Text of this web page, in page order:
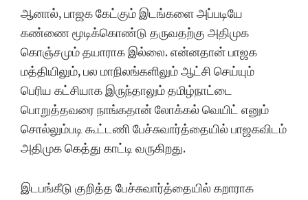
ஆனால், பாஜக கேட்கும் இடங்களை அப்படியே
கண்ணை மூடிக்கொண்டு தருவதற்கு அதிமுக
கொஞ்சமும் தயாராக இல்லை. என்னதான் பாஜக
மத்தியிலும், பல மாநிலங்களிலும் ஆட்சி செய்யும்
பெரிய கட்சியாக இருந்தாலும் தமிழ்நாட்டை
பொறுத்தவரை நாங்கதான் லோக்கல் வெயிட் எனும்
சொல்லும்படி கூட்டணி பேச்சுவார்த்தையில் பாஜகவிடம்
அதிமுக கெத்து காட்டி வருகிறது.
இடபங்கீடு குறித்த பேச்சுவார்த்தையில் கறாராக